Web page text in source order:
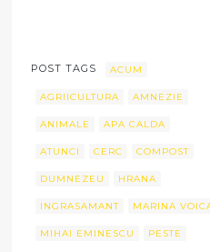
POST TAGS ACUM
AGRIICULTURA AMNEZIE
ANIMALE APA CALDA
ATUNCI CERC COMPOST
DUMNEZEU HRANA
INGRASAMANT MARINA
MIHAI EMINESCU PESTE